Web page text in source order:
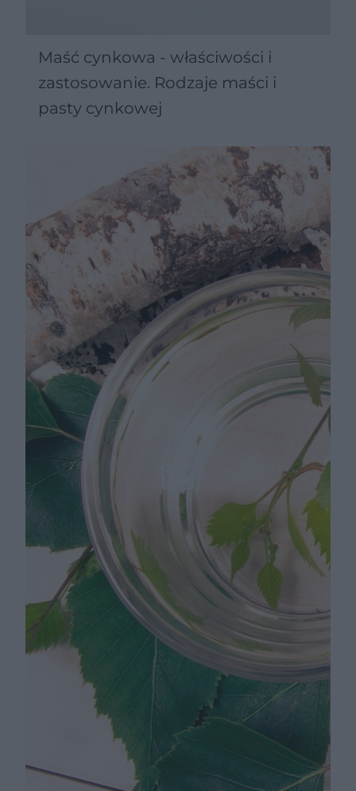
Maść cynkowa - właściwości i
zastosowanie. Rodzaje maści i
pasty cynkowej